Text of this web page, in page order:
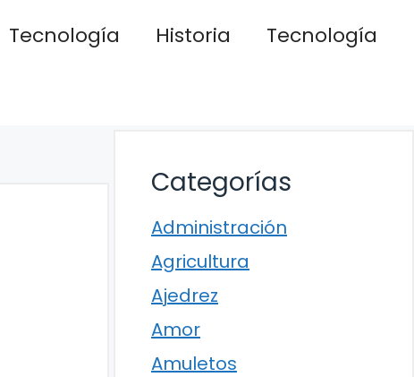
Tecnología Historia
Tecnología
Categorías
Administración
Agricultura
Ajedrez
Amor
Amuletos